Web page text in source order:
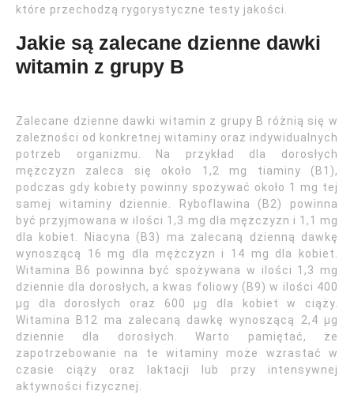
które przechodzą rygorystyczne testy jakości.
Jakie są zalecane dzienne dawki
witamin z grupy B
Zalecane dzienne dawki witamin z grupy B różnią się w
zależności od konkretnej witaminy oraz indywidualnych
potrzeb organizmu. Na przykład dla dorosłych
mężczyzn zaleca się około 1,2 mg tiaminy (B1),
podczas gdy kobiety powinny spożywać około 1 mg tej
samej witaminy dziennie. Ryboflawina (B2) powinna
być przyjmowana w ilości 1,3 mg dla mężczyzn i 1,1 mg
dla kobiet. Niacyna (B3) ma zalecaną dzienną dawkę
wynoszącą 16 mg dla mężczyzn i 14 mg dla kobiet.
Witamina B6 powinna być spożywana w ilości 1,3 mg
dziennie dla dorosłych, a kwas foliowy (B9) w ilości 400
µg dla dorosłych oraz 600 µg dla kobiet w ciąży.
Witamina B12 ma zalecaną dawkę wynoszącą 2,4 µg
dziennie dla dorosłych. Warto pamiętać, że
zapotrzebowanie na te witaminy może wzrastać w
czasie ciąży oraz laktacji lub przy intensywnej
aktywności fizycznej.